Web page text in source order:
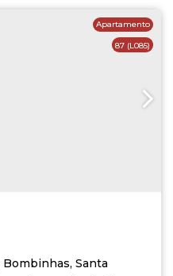
87 (L085)
Apartamento
Bombinhas, Santa